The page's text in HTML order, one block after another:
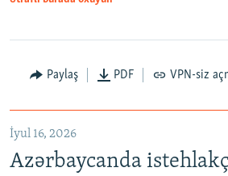
Paylaş PDF VPN-siz
İyul 16, 2026
Azərbaycanda